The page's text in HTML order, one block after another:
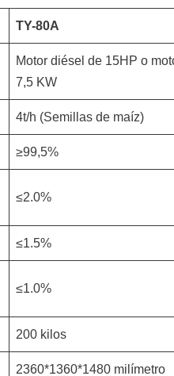
TY-80A
Motor diésel de 15HP o
7,5 KW
4t/h (Semillas de maíz)
≥99,5%
≤2.0%
≤1.5%
≤1.0%
200 kilos
2360*1360*1480 milímetro